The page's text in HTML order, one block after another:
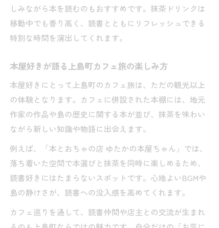
しみながら本を読むのもおすすめです。抹茶ドリンクは
移動中でも香り高く、読書とともにリフレッシュできる
特別な時間を演出してくれます。
本屋好きが語る上島町カフェ旅の楽しみ方
本屋好きにとって上島町のカフェ旅は、ただの観光以上
の体験となります。カフェに併設された本棚には、地元
作家の作品や島の歴史に関する本が並び、抹茶を味わい
ながら新しい知識や物語に出会えます。
例えば、「本とおちゃの店 ゆたかの本屋ちゃん」では、
落ち着いた空間で本選びと抹茶を同時に楽しめるため、
読書好きにはたまらないスポットです。心地よいBGMや
島の静けさが、読書への没入感を高めてくれます。
カフェ巡りを通して、読書仲間や店主との交流が生まれ